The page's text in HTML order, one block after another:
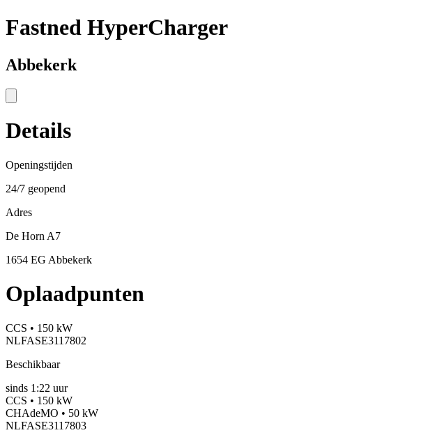
Fastned HyperCharger
Abbekerk
Details
Openingstijden
24/7 geopend
Adres
De Horn A7
1654 EG Abbekerk
Oplaadpunten
CCS • 150 kW
NLFASE3117802
Beschikbaar
sinds 1:22 uur
CCS • 150 kW
CHAdeMO • 50 kW
NLFASE3117803